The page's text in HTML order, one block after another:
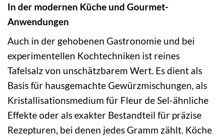
In der modernen Küche und Gourmet-
Anwendungen
Auch in der gehobenen Gastronomie und bei
experimentellen Kochtechniken ist reines
Tafelsalz von unschätzbarem Wert. Es dient als
Basis für hausgemachte Gewürzmischungen, als
Kristallisationsmedium für Fleur de Sel-ähnliche
Effekte oder als exakter Bestandteil für präzise
Rezepturen, bei denen jedes Gramm zählt. Köche